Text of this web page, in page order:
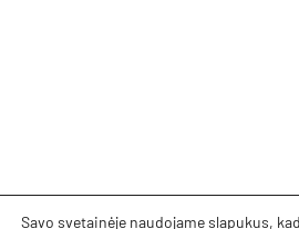
Savo svetainėje naudojame slapukus,